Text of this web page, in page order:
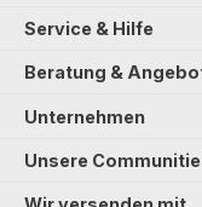
Service & Hilfe
Beratung &
Unternehmen
Unsere